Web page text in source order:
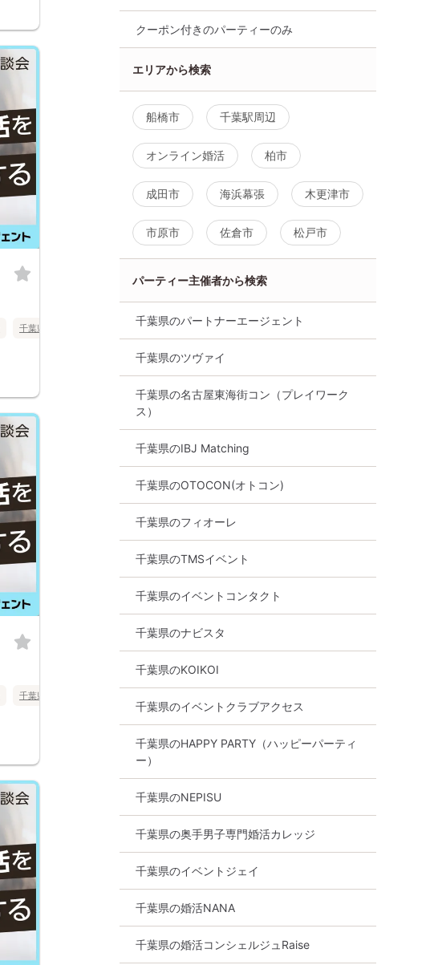
千葉県
千葉県
クーポン付きのパーティーのみ
エリアから検索
船橋市 千葉駅周辺
オンライン婚活 柏市
成田市 海浜幕張 木更津市
市原市 佐倉市 松戸市
パーティー主催者から検索
千葉県のパートナーエージェント
千葉県のツヴァイ
千葉県の名古屋東海街コン（プレイワーク
ス）
千葉県のIBJ Matching
千葉県のOTOCON(オトコン)
千葉県のフィオーレ
千葉県のTMSイベント
千葉県のイベントコンタクト
千葉県のナビスタ
千葉県のKOIKOI
千葉県のイベントクラブアクセス
千葉県のHAPPY PARTY（ハッピーパーティ
ー）
千葉県のNEPISU
千葉県の奥手男子専門婚活カレッジ
千葉県のイベントジェイ
千葉県の婚活NANA
千葉県の婚活コンシェルジュRaise